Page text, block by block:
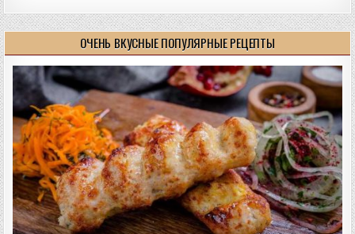
ОЧЕНЬ ВКУСНЫЕ ПОПУЛЯРНЫЕ РЕЦЕПТЫ